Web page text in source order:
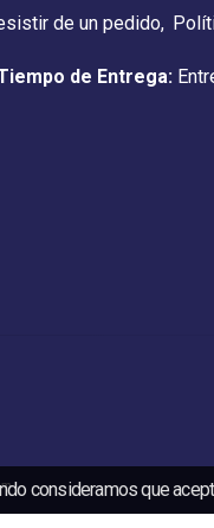
de un pedido
de Entrega:
consideramos que